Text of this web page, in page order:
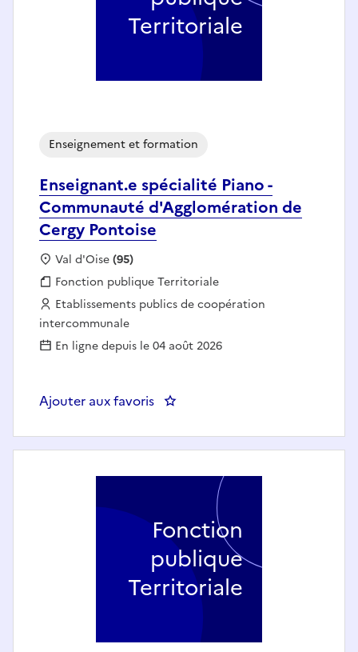
Enseignant.e spécialité Piano -
Communauté d'Agglomération de
Cergy Pontoise
Enseignement et formation
Localisation :
Val d'Oise(95)
Fonction publique :
Fonction publique Territoriale
Employeur :
Etablissements publics de coopération
intercommunale
En ligne depuis le 04 août 2026
Ajouter aux favoris : Enseignant.e spécialité Piano
Territoriale
Fonction
publique
Territoriale